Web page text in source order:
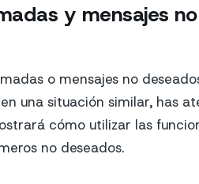
y mensajes
o mensajes no
una situación similar, has
cómo utilizar las
no deseados.